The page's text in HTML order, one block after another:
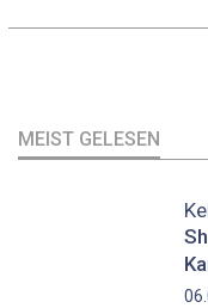
MEIST GELESEN